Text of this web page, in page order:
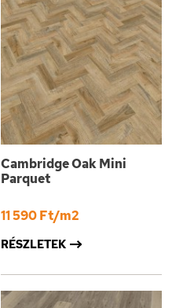
Cambridge Oak Mini
Parquet
11 590 Ft/m2
RÉSZLETEK